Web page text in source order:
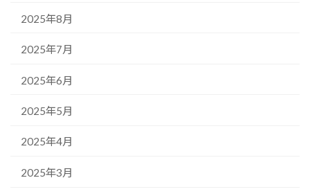
2025年8月
2025年7月
2025年6月
2025年5月
2025年4月
2025年3月